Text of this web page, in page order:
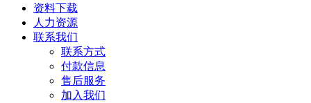
资料下载
人力资源
联系我们
联系方式
付款信息
售后服务
加入我们